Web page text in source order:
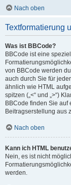
Nach oben
Textformatierung
Was ist BBCode?
BBCode ist eine
von BBCode werden
auch durch Sie für
ähnlich wie HTML
spitzen („<“ und „>“)
BBCode finden Sie
Beitragserstellung aus
Nach oben
Kann ich HTML
Nein, es ist nicht
werden.